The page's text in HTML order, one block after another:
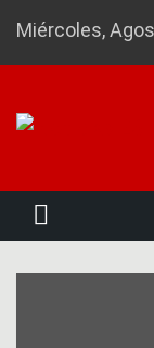
Miércoles,